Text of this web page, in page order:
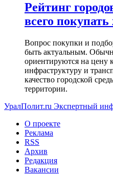
Рейтинг
всего
Вопрос покупки и
быть актуальным.
ориентируются на цену
инфраструктуру и
качество городской
территории.
УралПолит.ru Экспертный
О проекте
Реклама
RSS
Архив
Редакция
Вакансии